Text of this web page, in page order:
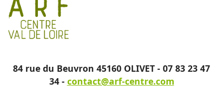
84 rue du Beuvron 45160 OLIVET - 07 83 23 47
34 - contact@arf-centre.com